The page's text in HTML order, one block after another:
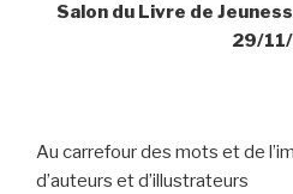
Salon du Livre de
29/
Au carrefour des mots et de
d’auteurs et d’illustrateurs